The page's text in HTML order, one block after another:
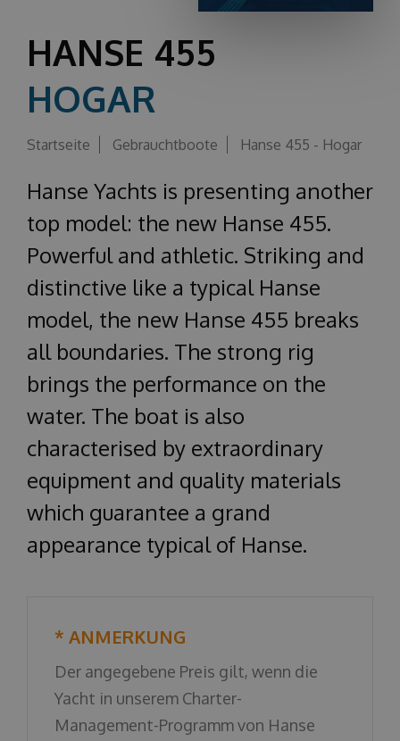
HANSE 455
HOGAR
Startseite Gebrauchtboote Hanse 455 - Hogar
Hanse Yachts is presenting another
top model: the new Hanse 455.
Powerful and athletic. Striking and
distinctive like a typical Hanse
model, the new Hanse 455 breaks
all boundaries. The strong rig
brings the performance on the
water. The boat is also
characterised by extraordinary
equipment and quality materials
which guarantee a grand
appearance typical of Hanse.
* ANMERKUNG
Der angegebene Preis gilt, wenn die
Yacht in unserem Charter-
Management-Programm von Hanse